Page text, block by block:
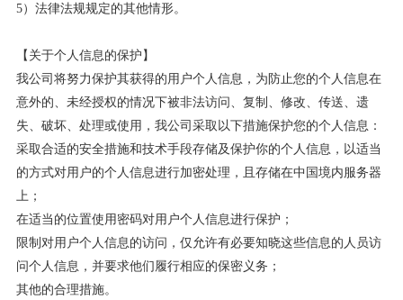
5）法律法规规定的其他情形。
【关于个人信息的保护】
我公司将努力保护其获得的用户个人信息，为防止您的个人信息在
意外的、未经授权的情况下被非法访问、复制、修改、传送、遗
失、破坏、处理或使用，我公司采取以下措施保护您的个人信息：
采取合适的安全措施和技术手段存储及保护你的个人信息，以适当
的方式对用户的个人信息进行加密处理，且存储在中国境内服务器
上；
在适当的位置使用密码对用户个人信息进行保护；
限制对用户个人信息的访问，仅允许有必要知晓这些信息的人员访
问个人信息，并要求他们履行相应的保密义务；
其他的合理措施。